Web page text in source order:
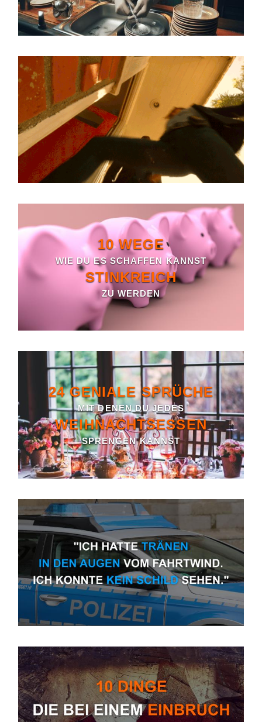
10 WEGE
WIE DU ES SCHAFFEN KANNST
STINKREICH
ZU WERDEN
24 GENIALE SPRÜCHE
MIT DENEN DU JEDES
WEIHNACHTSESSEN
SPRENGEN KANNST